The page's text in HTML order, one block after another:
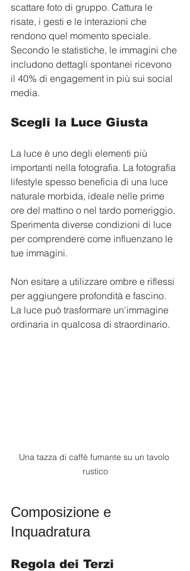
scattare foto di gruppo. Cattura le
risate, i gesti e le interazioni che
rendono quel momento speciale.
Secondo le statistiche, le immagini che
includono dettagli spontanei ricevono
il 40% di engagement in più sui social
media.
Scegli la Luce Giusta
La luce è uno degli elementi più
importanti nella fotografia. La fotografia
lifestyle spesso beneficia di una luce
naturale morbida, ideale nelle prime
ore del mattino o nel tardo pomeriggio.
Sperimenta diverse condizioni di luce
per comprendere come influenzano le
tue immagini.
Non esitare a utilizzare ombre e riflessi
per aggiungere profondità e fascino.
La luce può trasformare un'immagine
ordinaria in qualcosa di straordinario.
Una tazza di caffè fumante su un tavolo
rustico
Composizione e
Inquadratura
Regola dei Terzi